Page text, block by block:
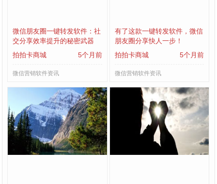
微信朋友圈一键转发软件：社
交分享效率提升的秘密武器
拍拍卡商城
5个月前
微信营销软件资讯
有了这款一键转发软件，微信
朋友圈分享快人一步！
拍拍卡商城
5个月前
微信营销软件资讯